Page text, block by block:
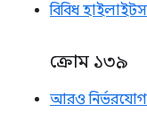
বিবিধ হাইলাইটস
ক্রোম ১৩৯
আরও